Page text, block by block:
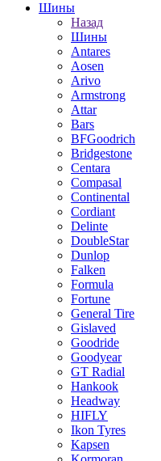
Шины
Назад
Шины
Antares
Aosen
Arivo
Armstrong
Attar
Bars
BFGoodrich
Bridgestone
Centara
Compasal
Continental
Cordiant
Delinte
DoubleStar
Dunlop
Falken
Formula
Fortune
General Tire
Gislaved
Goodride
Goodyear
GT Radial
Hankook
Headway
HIFLY
Ikon Tyres
Kapsen